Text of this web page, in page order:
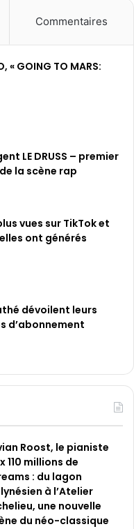
Commentaires
GOING TO MARS:
LE DRUSS – premier
la scène rap
vues sur TikTok et
ont générés
dévoilent leurs
d’abonnement
Roost, le pianiste
110 millions de
: du lagon
à l’Atelier
une nouvelle
du néo-classique